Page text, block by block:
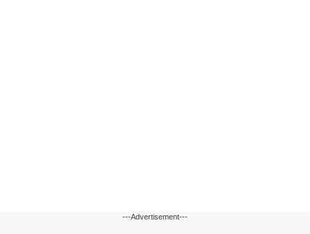
---Advertisement---